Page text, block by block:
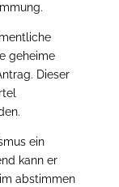
geheime
Dieser
ein
kann er
abstimmen